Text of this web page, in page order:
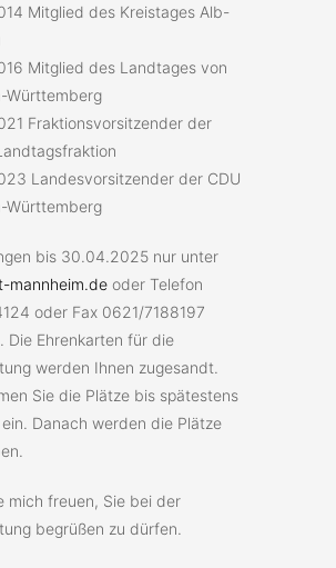
Mitglied des Kreistages Alb-
Mitglied des Landtages von
Württemberg
Fraktionsvorsitzender der
Landesvorsitzender der CDU
Württemberg
bis 30.04.2025 nur unter
mannheim.de oder Telefon
oder Fax 0621/7188197
Die Ehrenkarten für die
werden Ihnen zugesandt.
Sie die Plätze bis spätestens
ein. Danach werden die Plätze
mich freuen, Sie bei der
begrüßen zu dürfen.